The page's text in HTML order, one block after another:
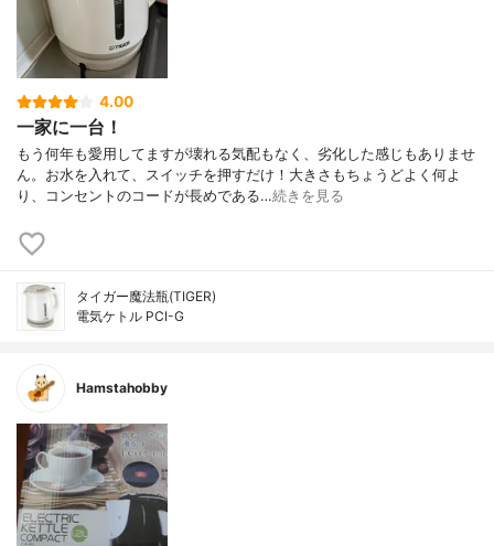
4.00
一家に一台！
もう何年も愛用してますが壊れる気配もなく、劣化した感じもありませ
ん。お水を入れて、スイッチを押すだけ！大きさもちょうどよく何よ
り、コンセントのコードが長めである…続きを見る
タイガー魔法瓶(TIGER)
電気ケトル PCI-G
Hamstahobby